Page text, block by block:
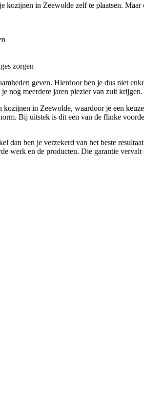
in Zeewolde zelf te plaatsen.
zorgen
geven. Hierdoor ben je dus niet
nog meerdere jaren plezier van zult krijgen.
in Zeewolde, waardoor je een
Bij uitstek is dit een van de flinke
ben je verzekerd van het beste
werk en de producten. Die garantie